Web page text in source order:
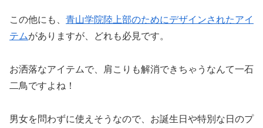
この他にも、 青山学院陸上部のためにデザインされたアイ
テムがありますが、どれも必見です。
お洒落なアイテムで、肩こりも解消できちゃうなんて一石
二鳥ですよね！
男女を問わずに使えそうなので、お誕生日や特別な日のプ